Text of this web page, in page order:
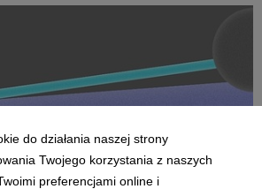
stanęła Marta Bińczyk jako H...
do działania naszej strony
Twojego korzystania z naszych
preferencjami online i